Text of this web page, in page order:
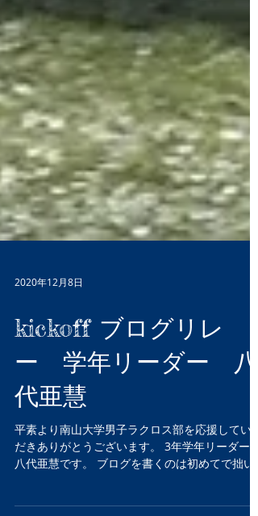
2020年12月8日
kickoff ブログリレ
ー 学年リーダー 八
代亜慧
平素より南山大学男子ラクロス部を応援していた
八代亜慧です。 ブログを書くのは初めてで拙い